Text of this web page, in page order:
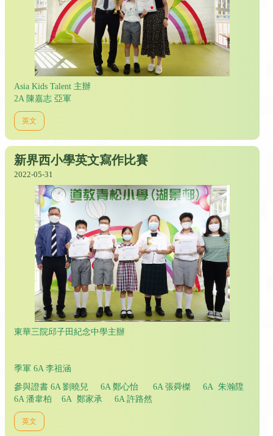
Asia Kids Talent 主辦
2A 陳嘉志 亞軍
英文
新界西小學英文寫作比賽
2022-05-31
東華三院邱子田紀念中學主辦
季軍 6A 李祖涵
參與證書 6A 劉曉兒 6A 鄭心怡 6A 張舜榤 6A 朱瀚陞
6A 潘韋柏 6A 鄭家承 6A 許路然
英文